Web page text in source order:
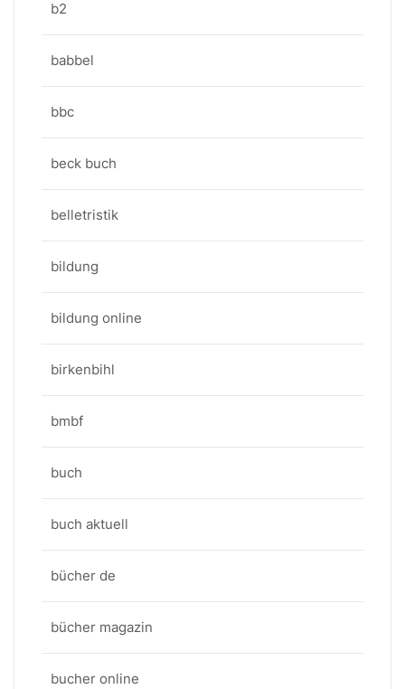
b2
babbel
bbc
beck buch
belletristik
bildung
bildung online
birkenbihl
bmbf
buch
buch aktuell
bücher de
bücher magazin
bucher online